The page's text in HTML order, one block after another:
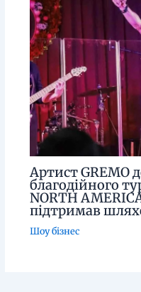
Артист GREMO
благодійного
NORTH
підтримав
Шоу бізнес